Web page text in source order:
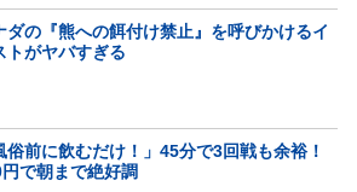
ダの『熊への餌付け禁止』を呼びかけるイ
トがヤバすぎる
俗前に飲むだけ！」45分で3回戦も余裕！
で朝まで絶好調